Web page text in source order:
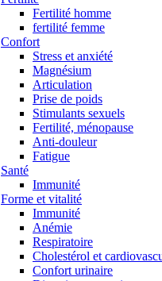
Fertilité homme
fertilité femme
Confort
Stress et anxiété
Magnésium
Articulation
Prise de poids
Stimulants sexuels
Fertilité, ménopause
Anti-douleur
Fatigue
Santé
Immunité
Forme et vitalité
Immunité
Anémie
Respiratoire
Cholestérol et
Confort urinaire